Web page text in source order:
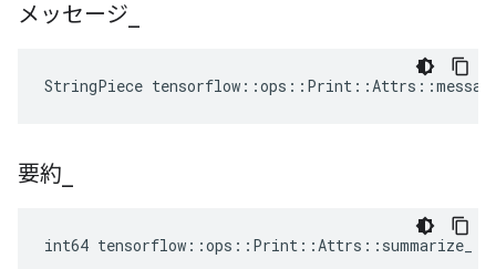
メッセージ
StringPiece
要約
int64 tensorflow::ops::Print::Attrs::summarize_ =